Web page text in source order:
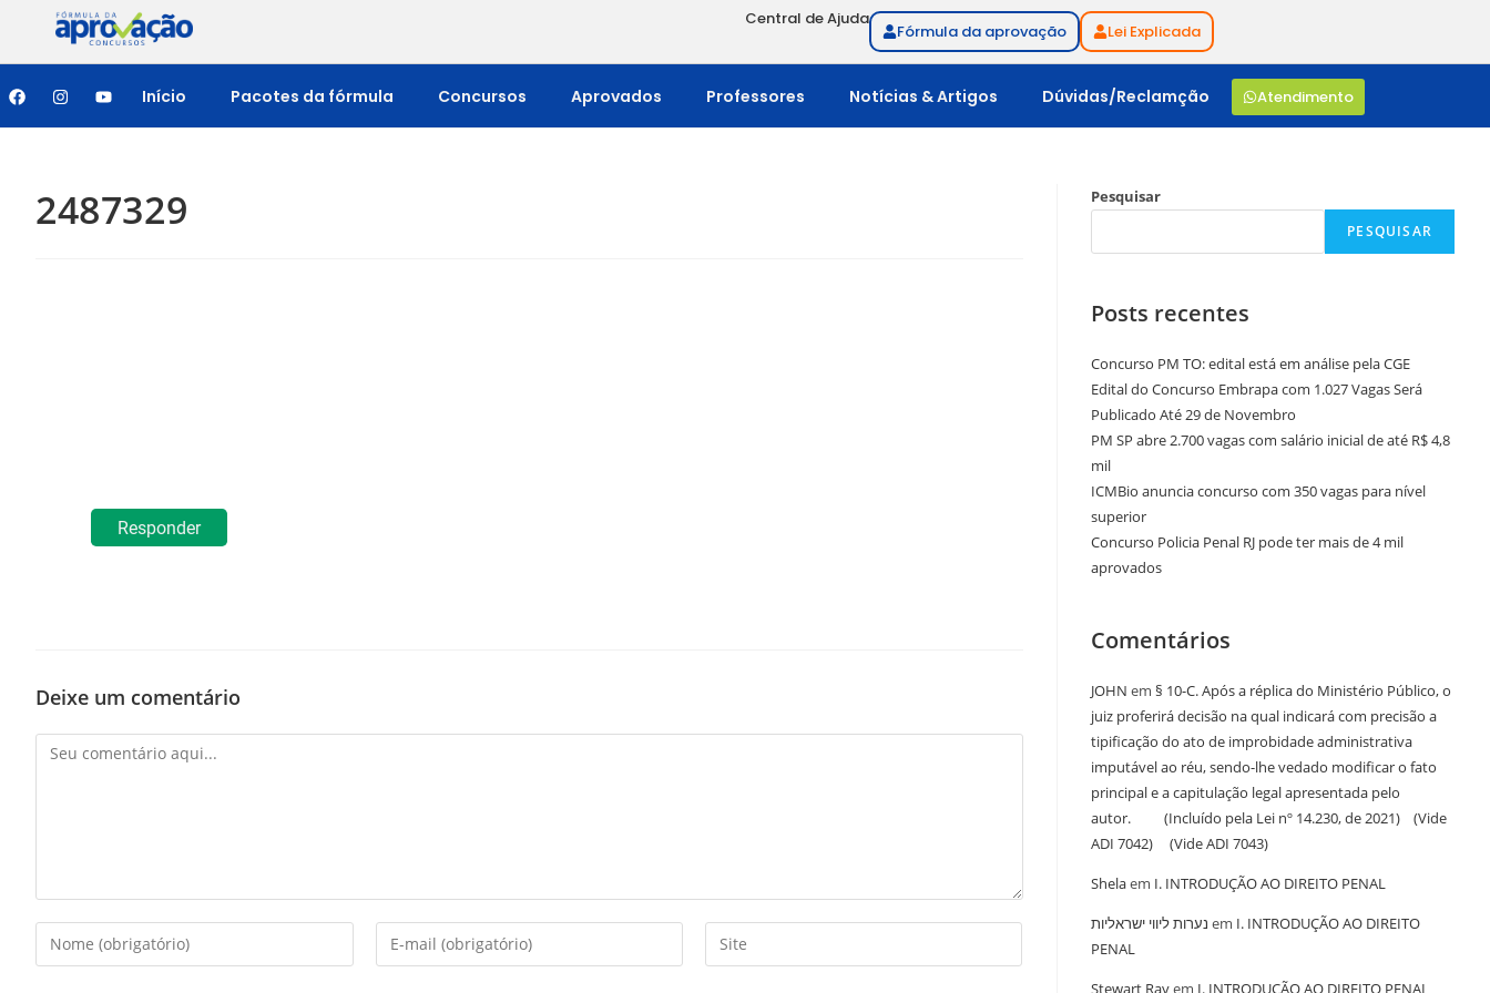
Central de Ajuda
Fórmula da aprovação Lei Explicada
Início Pacotes da fórmula Concursos Aprovados Professores Notícias & Artigos Dúvidas/Reclamção Atendimento
2487329
Responder
Deixe um comentário
Pesquisar
PESQUISAR
Posts recentes
Concurso PM TO: edital está em análise pela CGE
Edital do Concurso Embrapa com 1.027 Vagas Será
Publicado Até 29 de Novembro
PM SP abre 2.700 vagas com salário inicial de até R$ 4,8
mil
ICMBio anuncia concurso com 350 vagas para nível
superior
Concurso Policia Penal RJ pode ter mais de 4 mil
aprovados
Comentários
JOHN em § 10-C. Após a réplica do Ministério Público, o
juiz proferirá decisão na qual indicará com precisão a
tipificação do ato de improbidade administrativa
imputável ao réu, sendo-lhe vedado modificar o fato
principal e a capitulação legal apresentada pelo
autor. (Incluído pela Lei nº 14.230, de 2021) (Vide
ADI 7042) (Vide ADI 7043)
Shelaem I. INTRODUÇÃO AO DIREITO PENAL
נערות ליווי ישראליות em I. INTRODUÇÃO AO DIREITO
PENAL
Stewart Rayem I. INTRODUÇÃO AO DIREITO PENAL